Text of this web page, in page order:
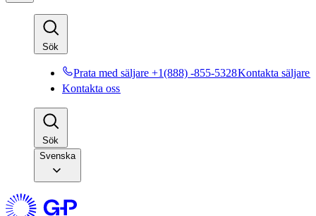
Sök​​
Prata med säljare +1(888) -855-5328​​Kontakta säljare​​
Kontakta oss​​
Sök​​
Svenska